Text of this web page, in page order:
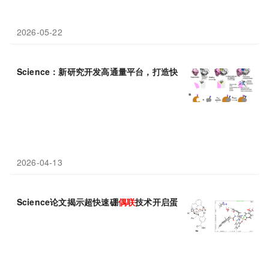
2026-05-22
Science：新研究开发高通量平台，打造快速共价蛋白药物
2026-04-13
Science论文揭示超快速硼偶联技术开启蛋白质疗法“定制化”新纪